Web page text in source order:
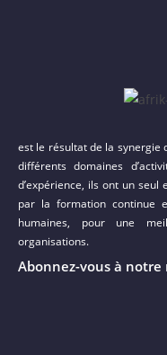
est le résultat de la synergie
différents domaines
d’expérience, ils ont un
par la formation continue
humaines, pour une
organisations.
Abonnez-vous à